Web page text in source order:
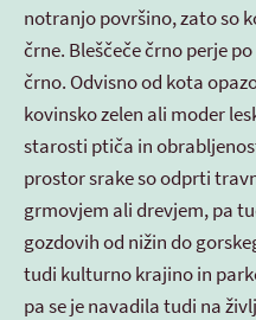
notranjo površino, zato so
črne. Bleščeče črno perje
črno. Odvisno od kota
kovinsko zelen ali moder
starosti ptiča in
prostor srake so odprti
grmovjem ali drevjem, pa
gozdovih od nižin do
tudi kulturno krajino in
pa se je navadila tudi na